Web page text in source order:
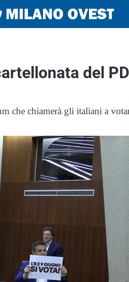
del PD
che chiamerà gli italiani a